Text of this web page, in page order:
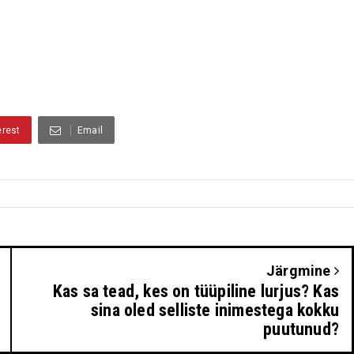
Email
Järgmine
Kas sa tead, kes on tüüpiline lurjus? Kas
sina oled selliste inimestega kokku
puutunud?